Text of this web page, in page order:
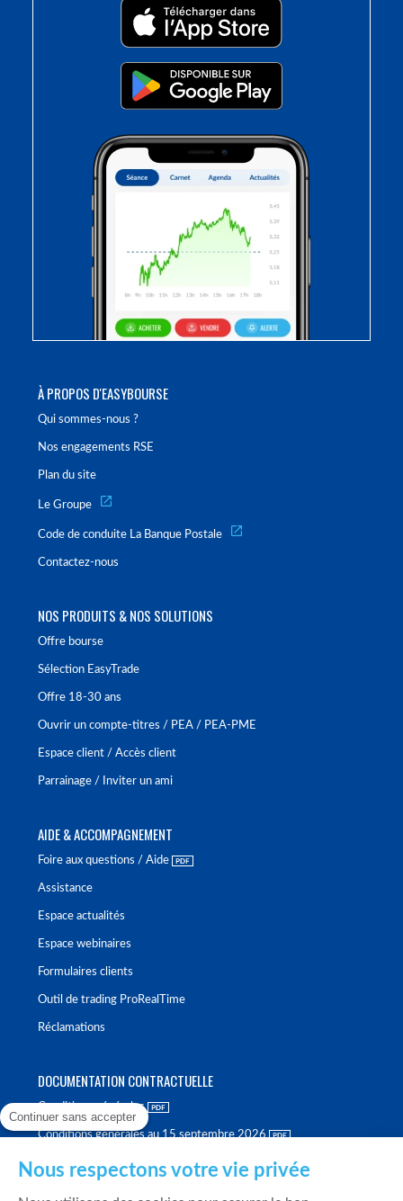
À PROPOS D'EASYBOURSE
Qui sommes-nous ?
Nos engagements RSE
Plan du site
Le Groupe
Code de conduite La Banque Postale
Contactez-nous
NOS PRODUITS & NOS SOLUTIONS
Offre bourse
Sélection EasyTrade
Offre 18-30 ans
Ouvrir un compte-titres / PEA / PEA-PME
Espace client / Accès client
Parrainage / Inviter un ami
AIDE & ACCOMPAGNEMENT
Foire aux questions / Aide
Assistance
Espace actualités
Espace webinaires
Formulaires clients
Outil de trading ProRealTime
Réclamations
DOCUMENTATION CONTRACTUELLE
Conditions générales
Conditions générales au 15 septembre 2026
Continuer sans accepter
Nous respectons votre vie privée